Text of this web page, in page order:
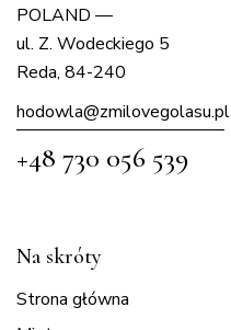
POLAND —
ul. Z. Wodeckiego 5
Reda, 84-240
hodowla@zmilovegolasu.pl
+48 730 056 539
Na skróty
Strona główna